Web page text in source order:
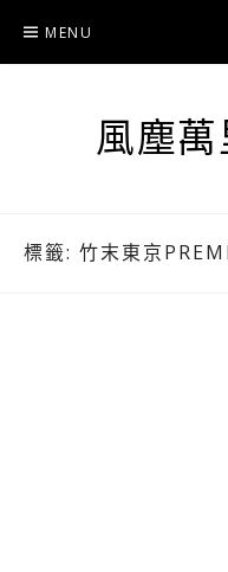
content
MENU
風塵
標籤: 竹末東京